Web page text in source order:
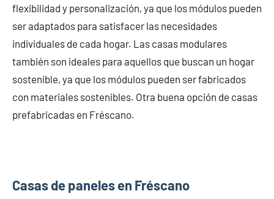
flexibilidad y personalización, ya que los módulos pueden
ser adaptados para satisfacer las necesidades
individuales de cada hogar. Las casas modulares
también son ideales para aquellos que buscan un hogar
sostenible, ya que los módulos pueden ser fabricados
con materiales sostenibles. Otra buena opción de casas
prefabricadas en Fréscano.
Casas de paneles en Fréscano